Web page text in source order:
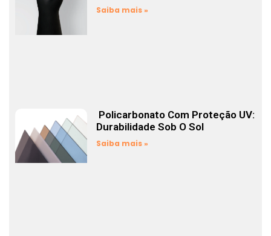
Saiba mais »
Policarbonato Com Proteção UV:
Durabilidade Sob O Sol
Saiba mais »